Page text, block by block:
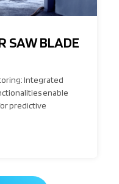
SAW BLADE
Integrated
enable
predictive